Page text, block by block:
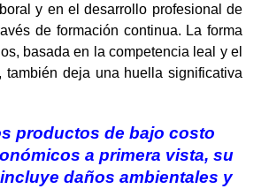
y en el desarrollo profesional de
de formación continua. La forma
basada en la competencia leal y el
también deja una huella significativa
productos de bajo costo
a primera vista, su
daños ambientales y